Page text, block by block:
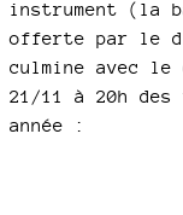
instrument (la
offerte par le
culmine avec le
21/11 à 20h des
année :